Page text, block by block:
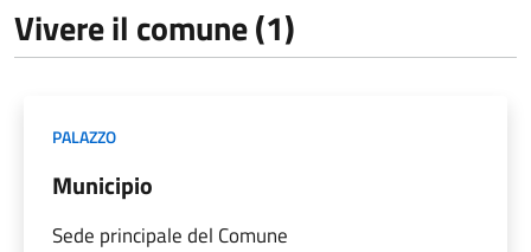
Vivere il comune (1)
PALAZZO
Municipio
Sede principale del Comune